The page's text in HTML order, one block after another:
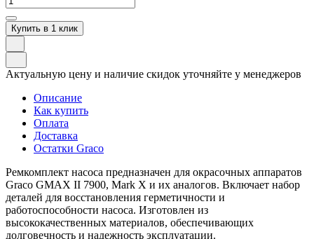
Купить в 1 клик
Актуальную цену и наличие скидок уточняйте у менеджеров
Описание
Как купить
Оплата
Доставка
Остатки Graco
Ремкомплект насоса предназначен для окрасочных аппаратов
Graco GMAX II 7900, Mark X и их аналогов. Включает набор
деталей для восстановления герметичности и
работоспособности насоса. Изготовлен из
высококачественных материалов, обеспечивающих
долговечность и надежность эксплуатации.